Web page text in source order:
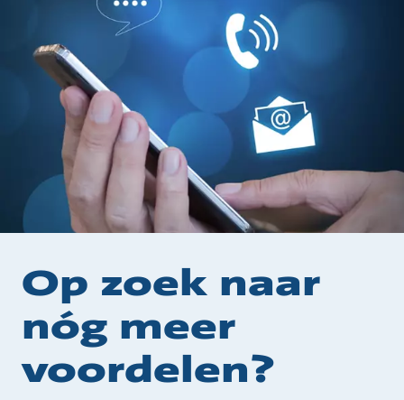
Op zoek naar
nóg meer
voordelen?